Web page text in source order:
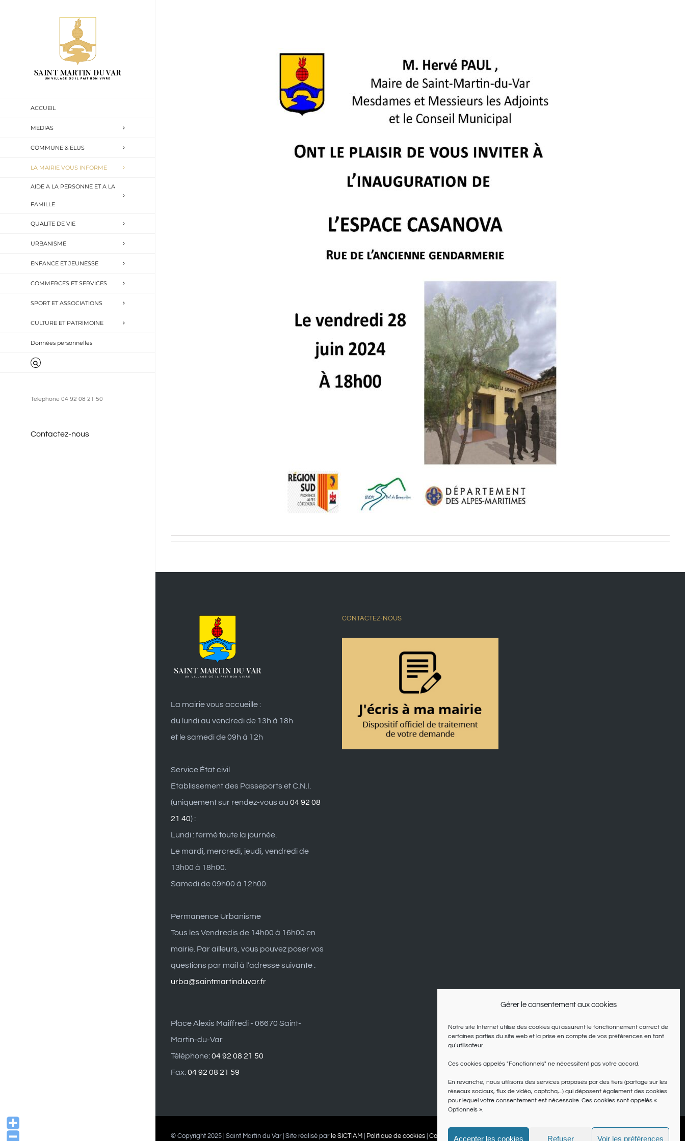
Gérer le consentement aux cookies
Notre site Internet utilise des cookies qui assurent le fonctionnement correct de
certaines parties du site web et la prise en compte de vos préférences en tant
qu’utilisateur.
Ces cookies appelés "Fonctionnels" ne nécessitent pas votre accord.
En revanche, nous utilisons des services proposés par des tiers (partage sur les
réseaux sociaux, flux de vidéo, captcha,...) qui déposent également des cookies
pour lequel votre consentement est nécessaire. Ces cookies sont appelés «
Optionnels ».
Accepter les cookies Refuser Voir les préférences
ACCUEIL
MEDIAS
COMMUNE & ELUS
LA MAIRIE VOUS INFORME
AIDE A LA PERSONNE ET A LA
FAMILLE
QUALITE DE VIE
URBANISME
ENFANCE ET JEUNESSE
COMMERCES ET SERVICES
SPORT ET ASSOCIATIONS
CULTURE ET PATRIMOINE
Données personnelles
Téléphone 04 92 08 21 50
Contactez-nous
La mairie vous accueille :
du lundi au vendredi de 13h à 18h
et le samedi de 09h à 12h
Service État civil
Etablissement des Passeports et C.N.I.
(uniquement sur rendez-vous au 04 92 08
21 40) :
Lundi : fermé toute la journée.
Le mardi, mercredi, jeudi, vendredi de
13h00 à 18h00.
Samedi de 09h00 à 12h00.
Permanence Urbanisme
Tous les Vendredis de 14h00 à 16h00 en
mairie. Par ailleurs, vous pouvez poser vos
questions par mail à l’adresse suivante :
urba@saintmartinduvar.fr
Place Alexis Maiffredi - 06670 Saint-
Martin-du-Var
Téléphone:04 92 08 21 50
Fax:04 92 08 21 59
CONTACTEZ-NOUS
© Copyright 2025 | Saint Martin du Var | Site réalisé par le SICTIAM Politique de cookies Conditions